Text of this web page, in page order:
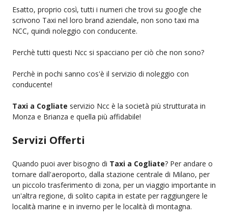
Esatto, proprio così, tutti i numeri che trovi su google che
scrivono Taxi nel loro brand aziendale, non sono taxi ma
NCC, quindi noleggio con conducente.
Perchè tutti questi Ncc si spacciano per ciò che non sono?
Perchè in pochi sanno cos'è il servizio di noleggio con
conducente!
Taxi a Cogliate servizio Ncc è la società più strutturata in
Monza e Brianza e quella più affidabile!
Servizi Offerti
Quando puoi aver bisogno di Taxi a Cogliate? Per andare o
tornare dall'aeroporto, dalla stazione centrale di Milano, per
un piccolo trasferimento di zona, per un viaggio importante in
un'altra regione, di solito capita in estate per raggiungere le
località marine e in inverno per le località di montagna.